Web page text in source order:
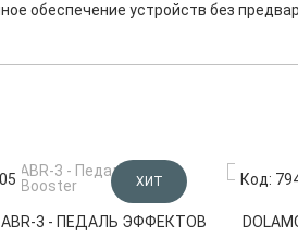
обеспечение устройств без
ХИТ
ABR-3 - ПЕДАЛЬ ЭФФЕКТОВ
Код: